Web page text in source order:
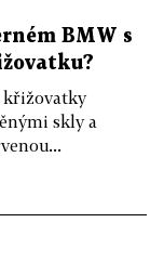
BMW s
křižovatky
skly a